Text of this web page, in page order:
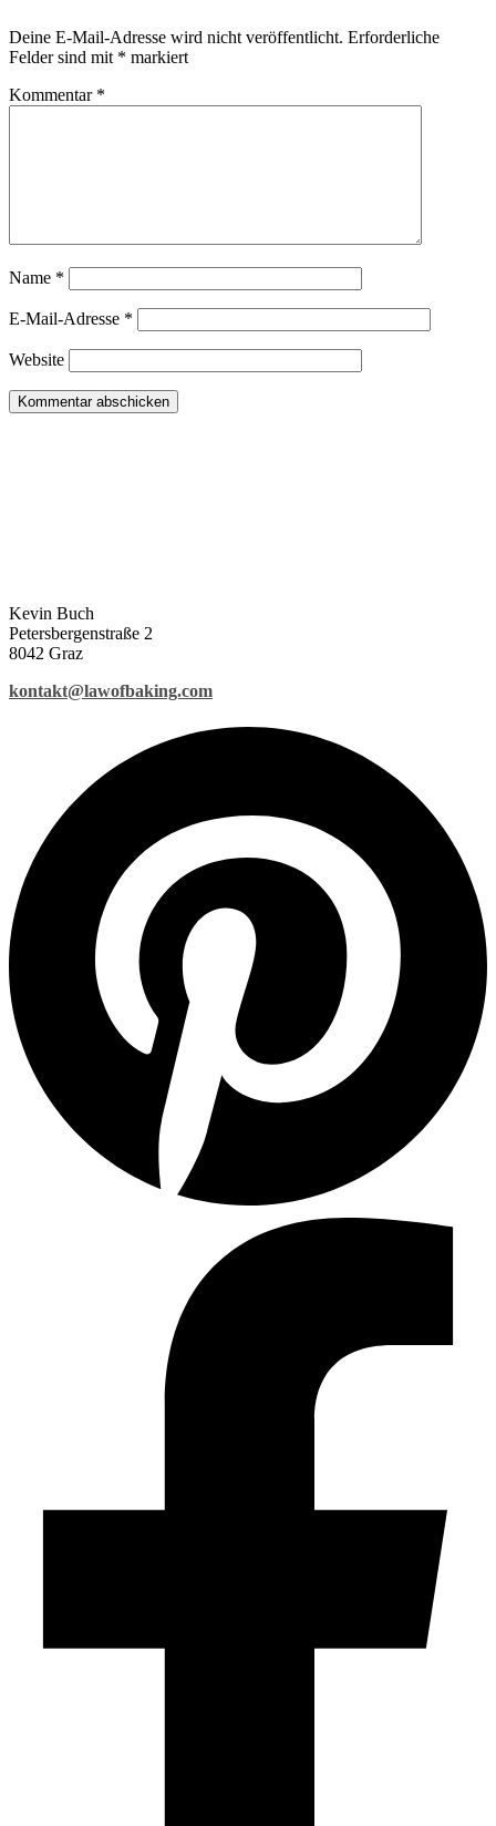
Deine E-Mail-Adresse wird nicht veröffentlicht. Erforderliche
Felder sind mit * markiert
Kommentar *
Name *
E-Mail-Adresse *
Website
Kevin Buch
Petersbergenstraße 2
8042 Graz
kontakt@lawofbaking.com